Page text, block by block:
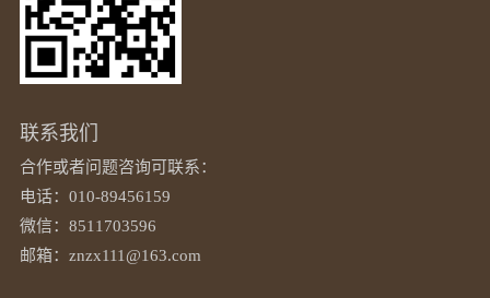
联系我们
合作或者问题咨询可联系：
电话：010-89456159
微信：8511703596
邮箱：znzx111@163.com